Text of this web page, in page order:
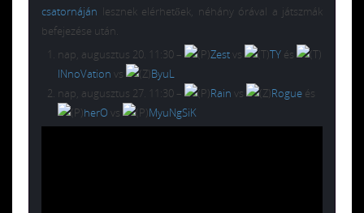
csatornáján lesznek elérhetőek, néhány órával a játszmák
befejezése után.
nap, augusztus 20. 11:30 – Zestvs TY és
INnoVation vs
ByuL
nap, augusztus 27. 11:30 –
Rain vs Rogue és
herO vs MyuNgSiK